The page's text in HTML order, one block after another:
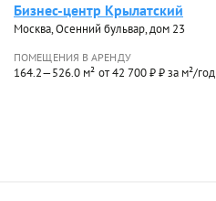
Бизнес-центр Крылатский
Москва, Осенний бульвар, дом 23
ПОМЕЩЕНИЯ В АРЕНДУ
164.2—526.0 м² от 42 700 ₽ ₽ за м²/год